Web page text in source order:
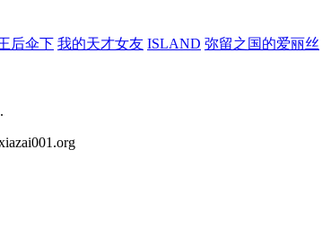
后伞下 我的天才女友 ISLAND 弥留之国的爱丽丝